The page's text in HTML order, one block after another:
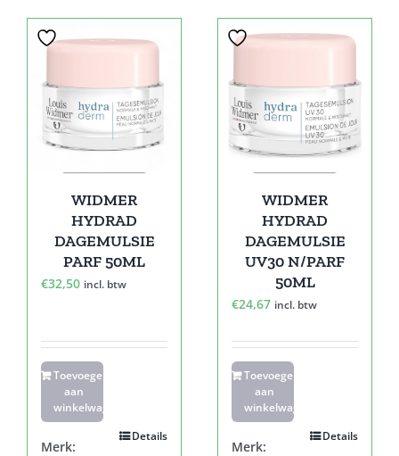
WIDMER
HYDRAD
DAGEMULSIE
PARF 50ML
€32,50 incl. btw
Toevoegen
aan
winkelwagen
Details
Merk:
WIDMER
HYDRAD
DAGEMULSIE
UV30 N/PARF
50ML
€24,67 incl. btw
Toevoegen
aan
winkelwagen
Details
Merk: